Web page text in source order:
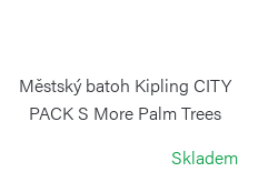
Městský batoh Kipling CITY
PACK S More Palm Trees
Skladem